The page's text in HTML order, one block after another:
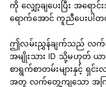
ကို လျှော့ချပေးပြီး အရေ
ရောက်အောင် ကူညီပေးပါ
ဤလမ်းညွှန်ချက်သည် လက်ခံ
အမျိုးသား ID သို့မဟုတ် ယာ
စာရွက်စာတမ်းများနှင့် ရှင်း
အတူ လက်တွေ့ကျသော အကြံပ